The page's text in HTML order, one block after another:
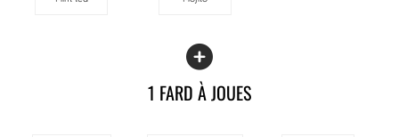
1 FARD À JOUES